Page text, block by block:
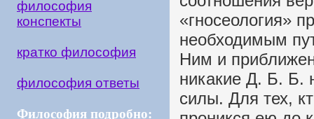
философия
конспекты
кратко философия
философия ответы
Философия подробно:
«гносеология»
необходимым
Ним и
никакие Д. Б. Б.
силы. Для тех,